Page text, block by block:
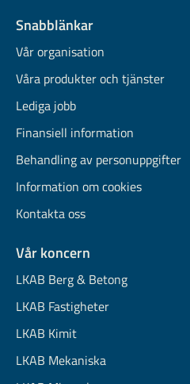
Snabblänkar
Vår organisation
Våra produkter och tjänster
Lediga jobb
Finansiell information
Behandling av personuppgifter
Information om cookies
Kontakta oss
Vår koncern
LKAB Berg & Betong
LKAB Fastigheter
LKAB Kimit
LKAB Mekaniska